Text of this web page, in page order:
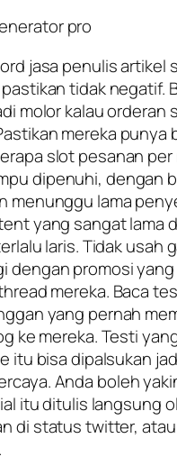
jasa penulis artikel
tidak negatif.
molor kalau orderan
mereka punya
slot pesanan per
dipenuhi, dengan
menunggu lama
yang sangat lama
laris. Tidak usah
dengan promosi
mereka. Baca
yang pernah
ke mereka. Testi
itu bisa dipalsukan
Anda boleh
itu ditulis langsung
di status twitter,